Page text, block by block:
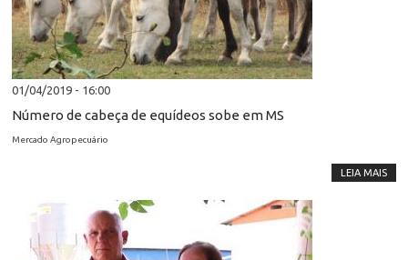
01/04/2019 - 16:00
Número de cabeça de equídeos sobe em MS
Mercado Agropecuário
LEIA MAIS